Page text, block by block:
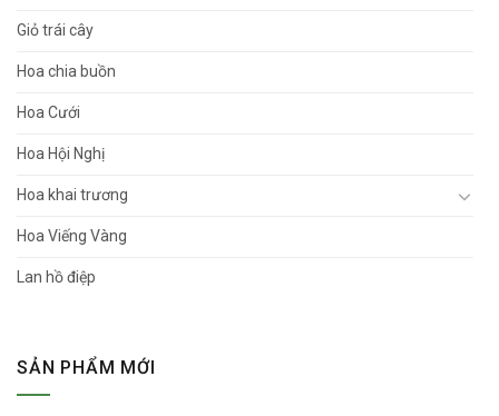
Giỏ trái cây
Hoa chia buồn
Hoa Cưới
Hoa Hội Nghị
Hoa khai trương
Hoa Viếng Vàng
Lan hồ điệp
SẢN PHẨM MỚI